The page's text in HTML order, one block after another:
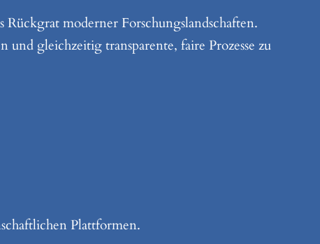
moderner Forschungslandschaften.
gleichzeitig transparente, faire Prozesse zu
Plattformen.